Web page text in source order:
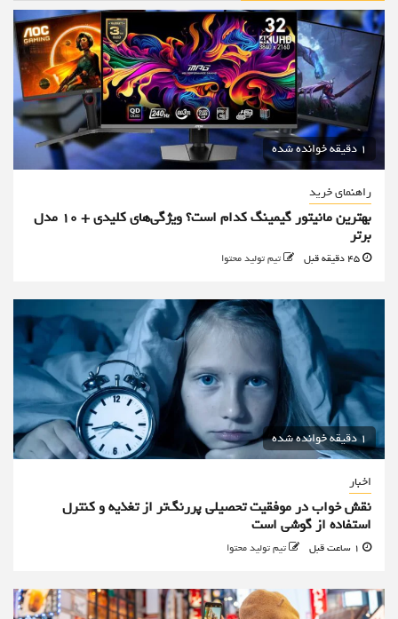
1 دقیقه خوانده شده
راهنمای خرید
بهترین مانیتور گیمینگ کدام است؟ ویژگی‌های کلیدی + 10 مدل
برتر
تیم تولید محتوا
1 دقیقه خوانده شده
اخبار
نقش خواب در موفقیت تحصیلی پررنگ‌تر از تغذیه و کنترل
استفاده از گوشی است
تیم تولید محتوا